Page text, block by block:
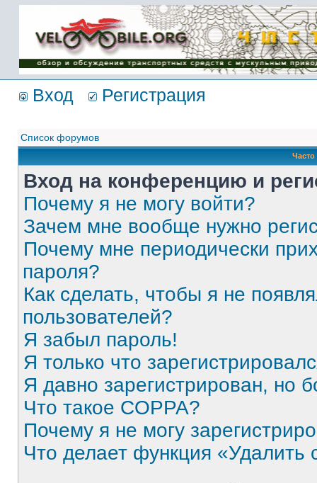
Имя пользователя:
Пароль:
{ LOG_ME_IN_SHORT
}
Вход Регистрация
Список форумов
Вход на конференцию и
Почему я не могу войти?
Зачем мне вообще нужно
Почему мне периодически
пароля?
Как сделать, чтобы я не
пользователей?
Я забыл пароль!
Я только что
Я давно зарегистрирован, но
Что такое COPPA?
Почему я не могу
Что делает функция